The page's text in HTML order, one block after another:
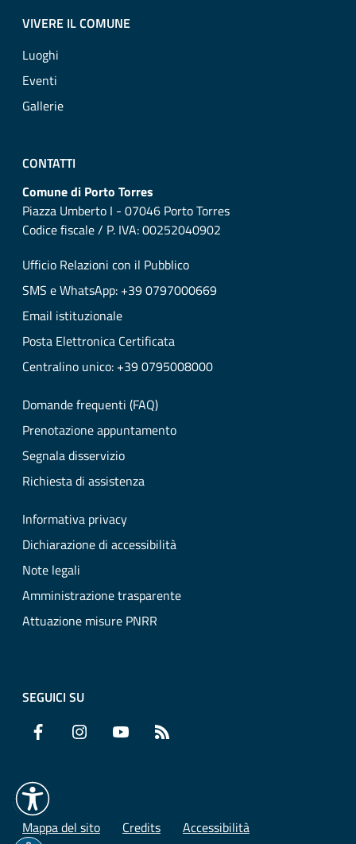
VIVERE IL COMUNE
Luoghi
Eventi
Gallerie
CONTATTI
Comune di Porto Torres
Piazza Umberto I - 07046 Porto Torres
Codice fiscale / P. IVA: 00252040902
Ufficio Relazioni con il Pubblico
SMS e WhatsApp: +39 0797000669
Email istituzionale
Posta Elettronica Certificata
Centralino unico: +39 0795008000
Domande frequenti (FAQ)
Prenotazione appuntamento
Segnala disservizio
Richiesta di assistenza
Informativa privacy
Dichiarazione di accessibilità
Note legali
Amministrazione trasparente
Attuazione misure PNRR
SEGUICI SU
Facebook Instagram YouTube
Mappa del sito Credits Accessibilità